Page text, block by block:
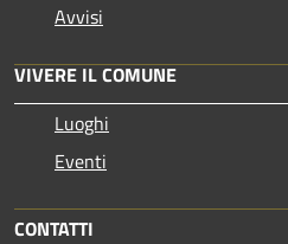
Avvisi
VIVERE IL COMUNE
Luoghi
Eventi
CONTATTI